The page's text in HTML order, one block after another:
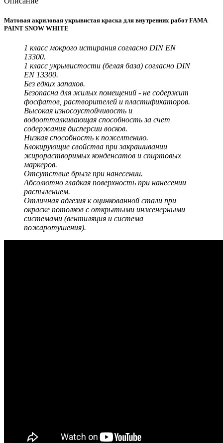
Матовая акриловая укрывистая краска для внутренних работ FAMA
PAINT SNOW WHITE
1 класс мокрого истирания согласно DIN EN
13300.
1 класс укрывистости (белая база) согласно DIN
EN 13300.
Без едких запахов.
Безопасна для жилых помещений - не содержит
фосфатов, растворителей и пластификаторов.
Высокая износоустойчивость и
водоотталкивающая способность за счет
содержания дисперсии восков.
Низкая способность к пожелтению.
Блокирующие свойства при закрашивании
жирорастворимых конденсатов и спиртовых
маркеров.
Отсутствие брызг при нанесении.
Абсолютно гладкая поверхность при нанесении
распылением.
Отличная адгезия к оцинкованной стали при
окраске потолков с открытыми инженерными
системами (вентиляция и система
пожаротушения).